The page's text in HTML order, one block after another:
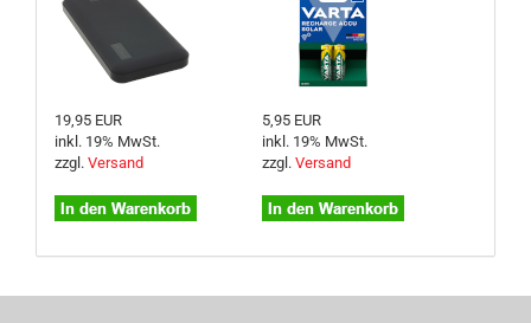
19,95 EUR
inkl. 19% MwSt.
zzgl. Versand
5,95 EUR
inkl. 19% MwSt.
zzgl. Versand